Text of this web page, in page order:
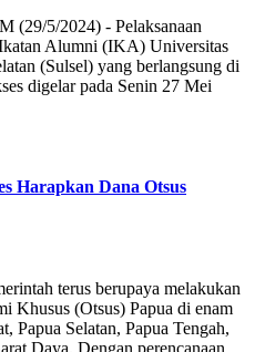
(29/5/2024) - Pelaksanaan
Alumni (IKA) Universitas
(Sulsel) yang berlangsung di
digelar pada Senin 27 Mei
Harapkan Dana Otsus
terus berupaya melakukan
Khusus (Otsus) Papua di enam
Papua Selatan, Papua Tengah,
Daya. Dengan perencanaan